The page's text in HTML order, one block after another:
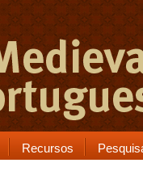
Recursos